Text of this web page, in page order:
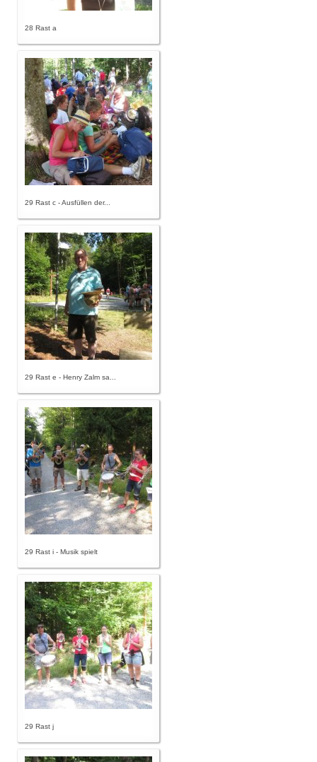
28 Rast a
29 Rast c - Ausfüllen der...
29 Rast e - Henry Zalm sa...
29 Rast i - Musik spielt
29 Rast j